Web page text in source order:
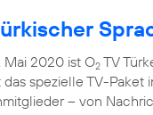
Mai 2020 ist O2 TV
spezielle TV-Paket
– von